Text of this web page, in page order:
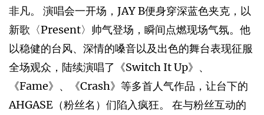
非凡。 演唱会一开场，JAY B便身穿深蓝色夹克，以
新歌〈Present〉帅气登场，瞬间点燃现场气氛。他
以稳健的台风、深情的嗓音以及出色的舞台表现征服
全场观众，陆续演唱了《Switch It Up》、
《Fame》、《Crash》等多首人气作品，让台下的
AHGASE（粉丝名）们陷入疯狂。 在与粉丝互动的